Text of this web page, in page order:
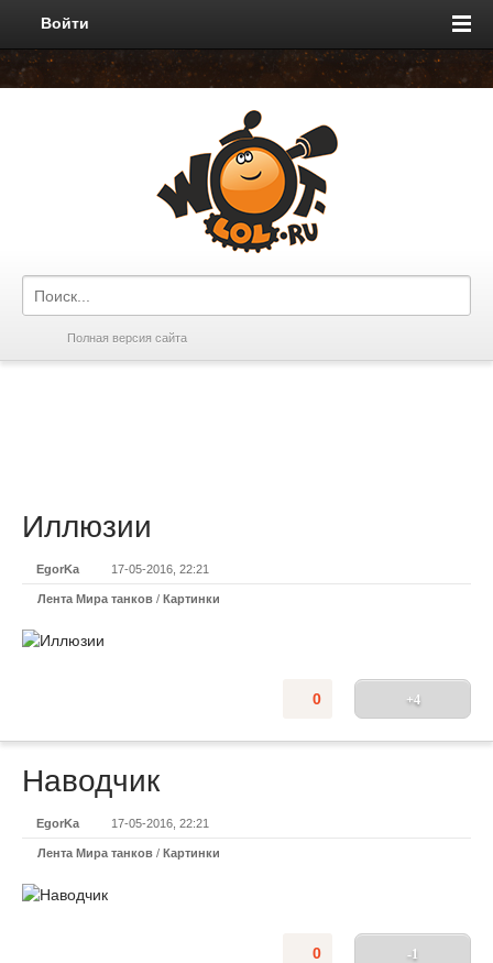
Войти
Полная версия сайта
Иллюзии
EgorKa 17-05-2016, 22:21
Лента Мира танков / Картинки
+4
0
Наводчик
EgorKa 17-05-2016, 22:21
Лента Мира танков / Картинки
-1
0